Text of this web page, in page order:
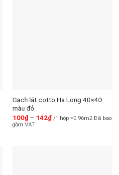
Gạch lát cotto Hạ Long 40×40
màu đỏ
100₫– 142₫/1 hộp =0.96m2 Đã bao
gồm VAT